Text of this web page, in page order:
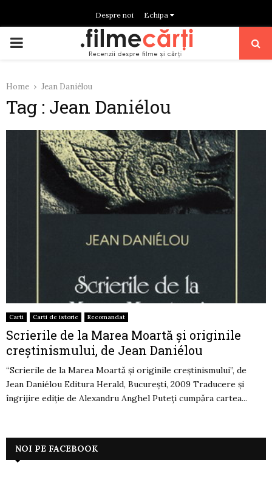
Despre noi Echipa
PRIMARY
Home Jean Daniélou
Tag : Jean Daniélou
Carti Carti de istorie Recomandat
Scrierile de la Marea Moartă şi originile
creştinismului, de Jean Daniélou
“Scrierile de la Marea Moartă şi originile creştinismului”, de
Jean Daniélou Editura Herald, Bucureşti, 2009 Traducere şi
îngrijire ediţie de Alexandru Anghel Puteţi cumpăra cartea...
NOI PE FACEBOOK